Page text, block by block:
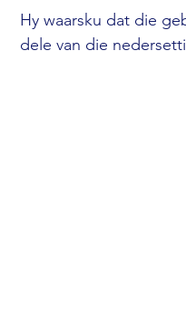
Hy waarsku dat die
dele van die